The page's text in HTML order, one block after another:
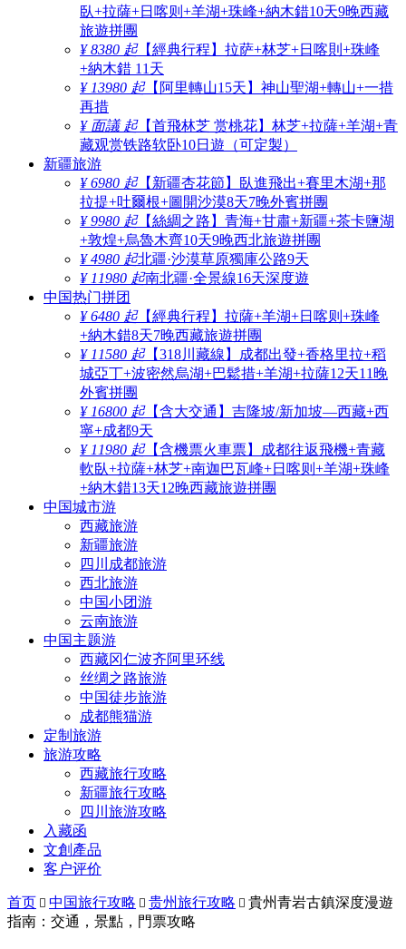
臥+拉薩+日喀则+羊湖+珠峰+納木錯10天9晚西藏
旅遊拼團
¥ 8380 起【經典行程】拉萨+林芝+日喀則+珠峰
+納木錯 11天
¥ 13980 起【阿里轉山15天】神山聖湖+轉山+一措
再措
¥ 面議 起【首飛林芝 赏桃花】林芝+拉薩+羊湖+青
藏观赏铁路软卧10日遊（可定製）
新疆旅游
¥ 6980 起【新疆杏花節】臥進飛出+賽里木湖+那
拉提+吐爾根+圖開沙漠8天7晚外賓拼團
¥ 9980 起【絲綢之路】青海+甘肅+新疆+茶卡鹽湖
+敦煌+烏魯木齊10天9晚西北旅遊拼團
¥ 4980 起北疆·沙漠草原獨庫公路9天
¥ 11980 起南北疆·全景線16天深度遊
中国热门拼团
¥ 6480 起【經典行程】拉薩+羊湖+日喀则+珠峰
+納木錯8天7晚西藏旅遊拼團
¥ 11580 起【318川藏線】成都出發+香格里拉+稻
城亞丁+波密然烏湖+巴鬆措+羊湖+拉薩12天11晚
外賓拼團
¥ 16800 起【含大交通】吉隆坡/新加坡—西藏+西
寧+成都9天
¥ 11980 起【含機票火車票】成都往返飛機+青藏
軟臥+拉薩+林芝+南迦巴瓦峰+日喀则+羊湖+珠峰
+納木錯13天12晚西藏旅遊拼團
中国城市游
西藏旅游
新疆旅游
四川成都旅游
西北旅游
中国小团游
云南旅游
中国主题游
西藏冈仁波齐阿里环线
丝绸之路旅游
中国徒步旅游
成都熊猫游
定制旅游
旅游攻略
西藏旅行攻略
新疆旅行攻略
四川旅游攻略
入藏函
文創產品
客户评价
首页  中国旅行攻略  贵州旅行攻略  貴州青岩古鎮深度漫遊
指南：交通，景點，門票攻略